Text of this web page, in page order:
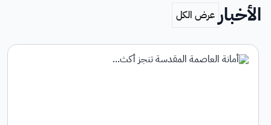
الأخبار